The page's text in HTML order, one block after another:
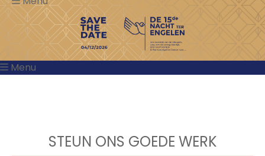
Menu
STEUN ONS GOEDE WERK